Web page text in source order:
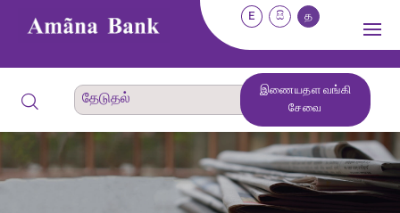
E සි த
இணையதள வங்கி
சேவை